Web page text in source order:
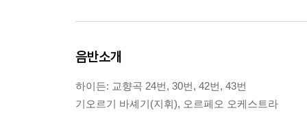
음반소개
하이든: 교향곡 24번, 30번, 42번, 43번
기오르기 바셰기(지휘), 오르페오 오케스트라